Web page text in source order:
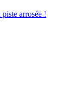
arrosée !